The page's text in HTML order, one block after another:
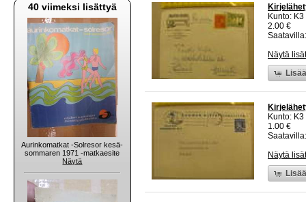
40 viimeksi lisättyä
Aurinkomatkat -Solresor kesä-
sommaren 1971 -matkaesite
Näytä
Kunto:
2.00 €
Näytä
Kunto:
1.00 €
Näytä